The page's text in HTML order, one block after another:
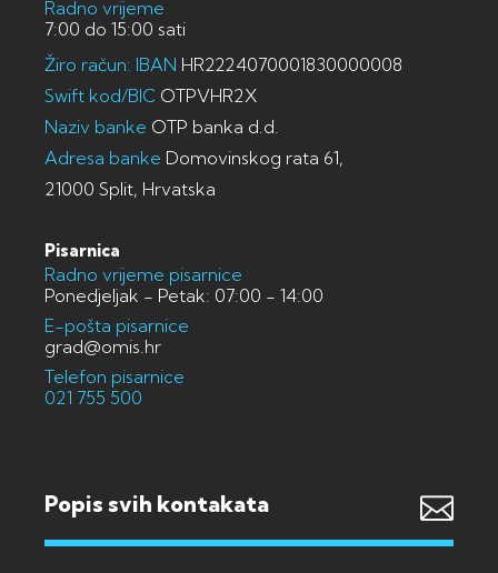
Radno vrijeme
7:00 do 15:00 sati
Žiro račun: IBAN HR2224070001830000008
Swift kod/BIC OTPVHR2X
Naziv banke OTP banka d.d.
Adresa banke Domovinskog rata 61,
21000 Split, Hrvatska
Pisarnica
Radno vrijeme pisarnice
Ponedjeljak - Petak: 07:00 - 14:00
E-pošta pisarnice
grad@omis.hr
Telefon pisarnice
021 755 500
Popis svih kontakata